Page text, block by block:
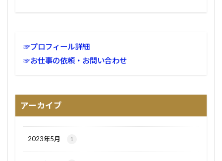
☞プロフィール詳細
☞お仕事の依頼・お問い合わせ
アーカイブ
2023年5月 1